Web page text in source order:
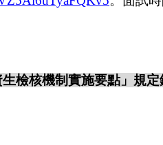
檢核機制實施要點」規